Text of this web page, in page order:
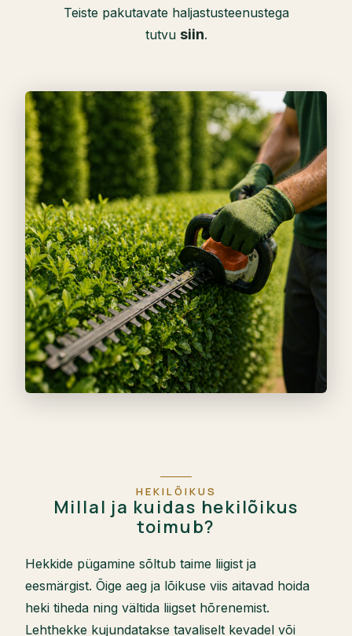
Teiste pakutavate haljastusteenustega
tutvu siin.
HEKILÕIKUS
Millal ja kuidas hekilõikus
toimub?
Hekkide pügamine sõltub taime liigist ja
eesmärgist. Õige aeg ja lõikuse viis aitavad hoida
heki tiheda ning vältida liigset hõrenemist.
Lehthekke kujundatakse tavaliselt kevadel või